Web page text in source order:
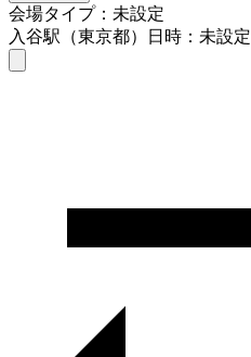
会場タイプ：未設定
入谷駅（東京都）
日時：未設定